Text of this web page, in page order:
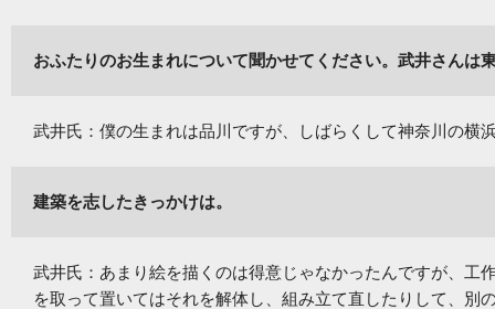
おふたりのお生まれについて聞かせてください。武井さんは
武井氏：僕の生まれは品川ですが、しばらくして神奈川の横
建築を志したきっかけは。
武井氏：あまり絵を描くのは得意じゃなかったんですが、工
を取って置いてはそれを解体し、組み立て直したりして、別